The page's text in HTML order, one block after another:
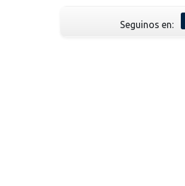
Seguinos en: